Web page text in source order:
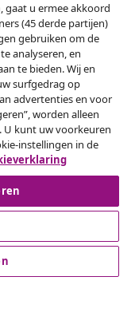
gaat u ermee akkoord
(45 derde partijen)
gebruiken om de
analyseren, en
te bieden. Wij en
surfgedrag op
advertenties en voor
worden alleen
U kunt uw voorkeuren
instellingen in de